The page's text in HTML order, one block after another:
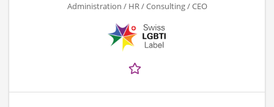
Administration / HR / Consulting / CEO